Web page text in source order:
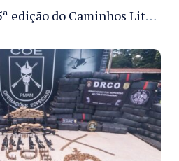
Sejusc participa da 5ª edição do Caminhos Literários com foco na cultura hip-hop nas unidades socioeducativas